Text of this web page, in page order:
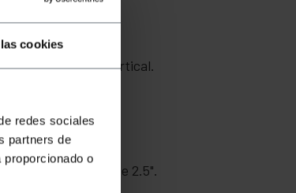
cookies
redes sociales
partners de
o
rack, en posició vertical.
de la placa base
No inclou font
durs de 3.5 "o 4 de 2.5".